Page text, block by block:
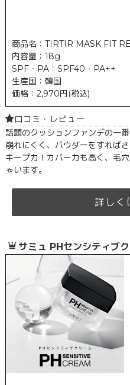
商品名：TIRTIR MASK FIT
内容量：18g
SPF・PA：SPF40・PA++
生産国：韓国
価格：2,970円(税込)
口コミ・レビュー
話題のクッションファンデの一
崩れにくく、パウダーをすれば
キープ力！カバー力も高く、毛
ゃいます。
詳しく
サミュ PHセンシティブ